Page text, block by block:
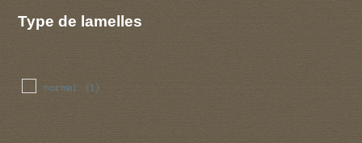
Type de lamelles
normal (1)